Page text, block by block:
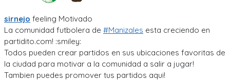
sirnejo feeling Motivado
La comunidad futbolera de #Manizales esta creciendo en
partidito.com! :smiley:
Todos pueden crear partidos en sus ubicaciones favoritas de
la ciudad para motivar a la comunidad a salir a jugar!
Tambien puedes promover tus partidos aqui!